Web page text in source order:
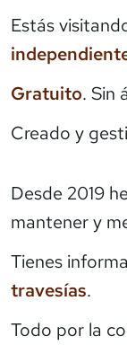
Estás
Gratuito. Sin
Creado y
Desde 2019
mantener y
Tienes
travesías.
Todo por la